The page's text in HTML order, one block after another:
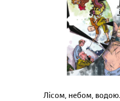
Лісом, небом,